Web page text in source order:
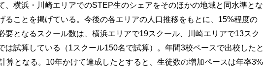
、横浜・川崎エリアでのSTEP生のシェアをそのほかの地域と同水準とな
ることを掲げている。今後の各エリアの人口推移をもとに、15%程度の
要となるスクール数は、横浜エリアで19スクール、川崎エリアで13スク
は試算している（1スクール150名で試算）。年間3校ペースで出校したと
算となる。10年かけて達成したとすると、生徒数の増加ペースは年率3%